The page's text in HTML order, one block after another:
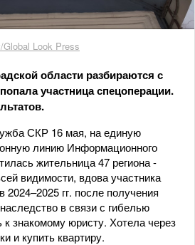
Look Press
области разбираются с
участница спецоперации.
СКР 16 мая, на единую
линию Информационного
жительница 47 региона -
видимости, вдова участника
2024–2025 гг. после получения
в связи с гибелью
к знакомому юристу. Хотела через
и купить квартиру.